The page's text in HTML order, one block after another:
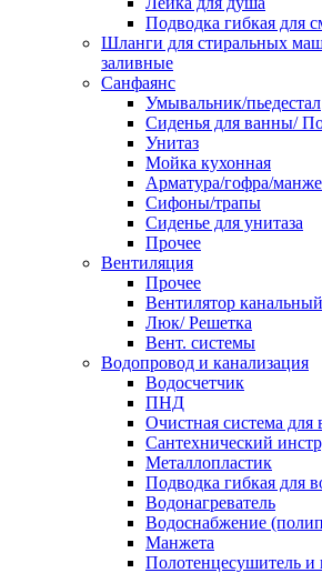
Подводка гибкая для
Шланги для стиральных
заливные
Санфаянс
Умывальник/пьедестал
Сиденья для ванны/
Унитаз
Мойка кухонная
Арматура/гофра/
Сифоны/трапы
Сиденье для унитаза
Прочее
Вентиляция
Прочее
Вентилятор канальный
Люк/ Решетка
Вент. системы
Водопровод и канализация
Водосчетчик
ПНД
Очистная система для
Сантехнический
Металлопластик
Подводка гибкая для
Водонагреватель
Водоснабжение
Манжета
Полотенцесушитель